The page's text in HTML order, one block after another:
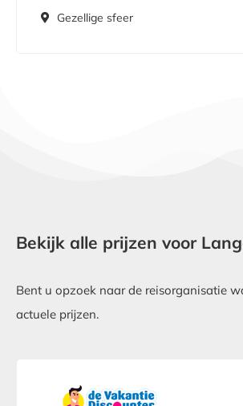
Gezellige sfeer
Bekijk alle prijzen voor
Bent u opzoek naar de reisorganisatie
actuele prijzen.